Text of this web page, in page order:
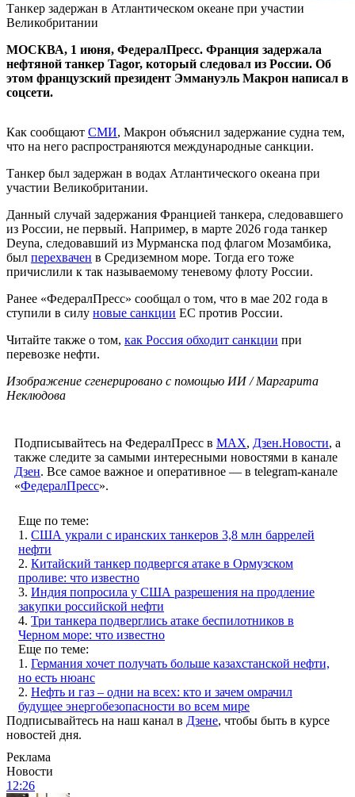
Танкер задержан в Атлантическом океане при участии
Великобритании
МОСКВА, 1 июня, ФедералПресс. Франция задержала
нефтяной танкер Tagor, который следовал из России. Об
этом французский президент Эммануэль Макрон написал в
соцсети.
Как сообщают СМИ, Макрон объяснил задержание судна тем,
что на него распространяются международные санкции.
Танкер был задержан в водах Атлантического океана при
участии Великобритании.
Данный случай задержания Францией танкера, следовавшего
из России, не первый. Например, в марте 2026 года танкер
Deyna, следовавший из Мурманска под флагом Мозамбика,
был перехвачен в Средиземном море. Тогда его тоже
причислили к так называемому теневому флоту России.
Ранее «ФедералПресс» сообщал о том, что в мае 202 года в
ступили в силу новые санкции ЕС против России.
Читайте также о том, как Россия обходит санкции при
перевозке нефти.
Изображение сгенерировано с помощью ИИ / Маргарита
Неклюдова
Подписывайтесь на ФедералПресс в МАХ, Дзен.Новости, а
также следите за самыми интересными новостями в канале
Дзен. Все самое важное и оперативное — в telegram-канале
«ФедералПресс».
Еще по теме:
1. США украли с иранских танкеров 3,8 млн баррелей
нефти
2. Китайский танкер подвергся атаке в Ормузском
проливе: что известно
3. Индия попросила у США разрешения на продление
закупки российской нефти
4. Три танкера подверглись атаке беспилотников в
Черном море: что известно
Еще по теме:
1. Германия хочет получать больше казахстанской нефти,
но есть нюанс
2. Нефть и газ – одни на всех: кто и зачем омрачил
будущее энергобезопасности во всем мире
Подписывайтесь на наш канал в Дзене, чтобы быть в курсе
новостей дня.
Реклама
Новости
12:26